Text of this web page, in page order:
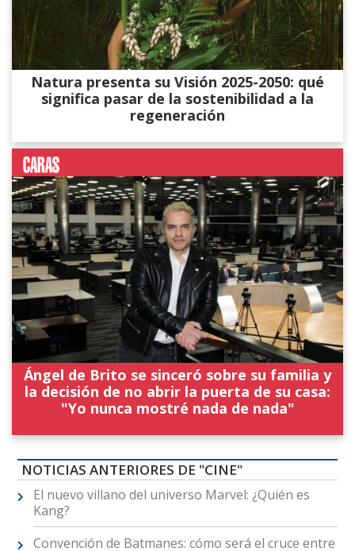
Natura presenta su Visión 2025-2050: qué
significa pasar de la sostenibilidad a la
regeneración
Ángel de Brito se sinceró sobre su familia y
la decisión de no abrir la puerta de su casa:
"Yo nunca mostré nada de nada"
NOTICIAS ANTERIORES DE "CINE"
El nuevo villano del universo Marvel: ¿Quién es
Kang?
Convención de Batmanes: cómo será el cruce entre